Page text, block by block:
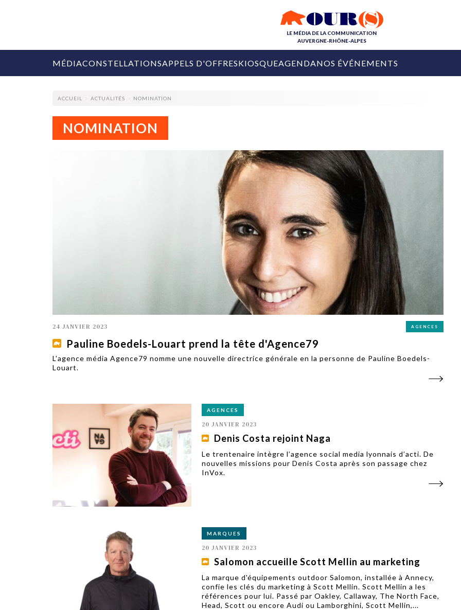
LE MÉDIA DE LA COMMUNICATION
AUVERGNE-RHÔNE-ALPES
MÉDIA
COLLECTIVITÉS
PUBLIÉ LE 31 JUILLET 2026
Ardèche
Planner
COLLECTIVITÉS
PUBLIÉ LE 30 JUILLET 2026
Amandine Burret
rejoint Sainte-Foy-
lès-Lyon
29 JUILLET 2026
[Debrief] Loire
mise sur la déconnexion
digital
Afin de pallier son déficit de
Loire Tourisme a lancé une
saison autour de son concept
la déconnexion, en digital et au
Alexandra Thizy, sa responsable
marketing et communication,
la campagne.
CONSTELLATIONSAPPELS D'OFFRESKIOSQUEAGENDANOS ÉVÉNEMENTS
LES RENDEZ-VOUS MÉDIA
INFLUENCE IA
ACCUEIL ACTUALITÉS NOMINATION
NOMINATION
24 JANVIER 2023 AGENCES
Pauline Boedels-Louart prend la tête d'Agence79
L'agence média Agence79 nomme une nouvelle directrice générale en la personne de Pauline Boedels-
Louart.
AGENCES
20 JANVIER 2023
Denis Costa rejoint Naga
Le trentenaire intègre l’agence social media lyonnais d’acti. De
nouvelles missions pour Denis Costa après son passage chez
InVox.
MARQUES
20 JANVIER 2023
Salomon accueille Scott Mellin au marketing
La marque d'équipements outdoor Salomon, installée à Annecy,
confie les clés du marketing à Scott Mellin. Scott Mellin a les
références pour lui. Passé par Oakley, Callaway, The North Face,
Head, Scott ou encore Audi ou Lamborghini, Scott Mellin,...